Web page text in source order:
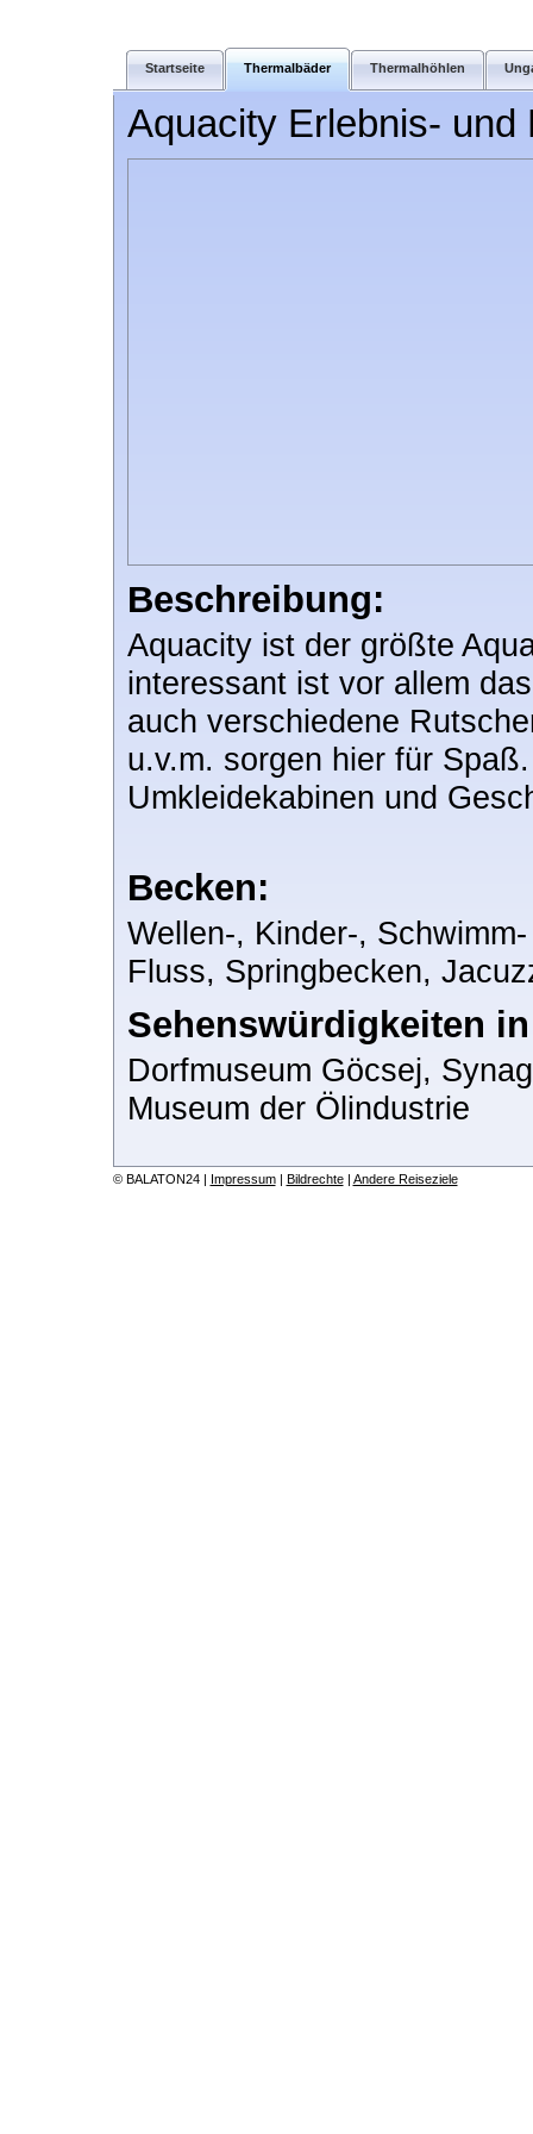
Startseite Thermalbäder Thermalhöhlen
Aquacity Erlebnis-
Beschreibung:
Aquacity ist der größte
interessant ist vor allem
auch verschiedene
u.v.m. sorgen hier für
Umkleidekabinen und
Becken:
Wellen-, Kinder-,
Fluss, Springbecken,
Sehenswürdigkeiten
Dorfmuseum Göcsej,
Museum der Ölindustrie
© BALATON24 | Impressum| Bildrechte| Andere Reiseziele